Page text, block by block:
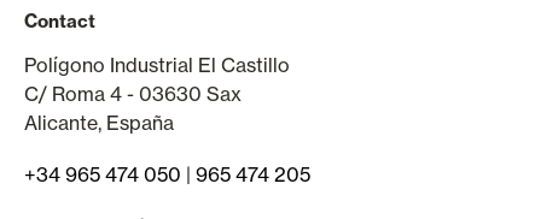
Contact
Polígono Industrial El Castillo
C/ Roma 4 - 03630 Sax
Alicante, España
+34 965 474 050 | 965 474 205